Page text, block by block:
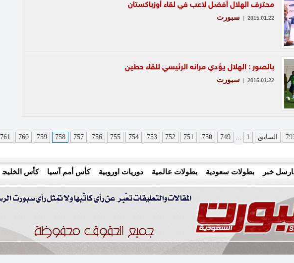
محترف الهلال أفضل لاعب في لقاء أوزباكستان
2015.01.22
| سبورت
بالصور : الهلال يؤدي مرانه الرئيسي للقاء حطين
2015.01.22
| سبورت
السابق 1
...
749
750
751
752
753
754
755
756
757
758
759
760
761
ارسل خبر بطولات سعودية بطولات عالمية دوريات اوروبية كأس أمم آسيا كأس الخليج